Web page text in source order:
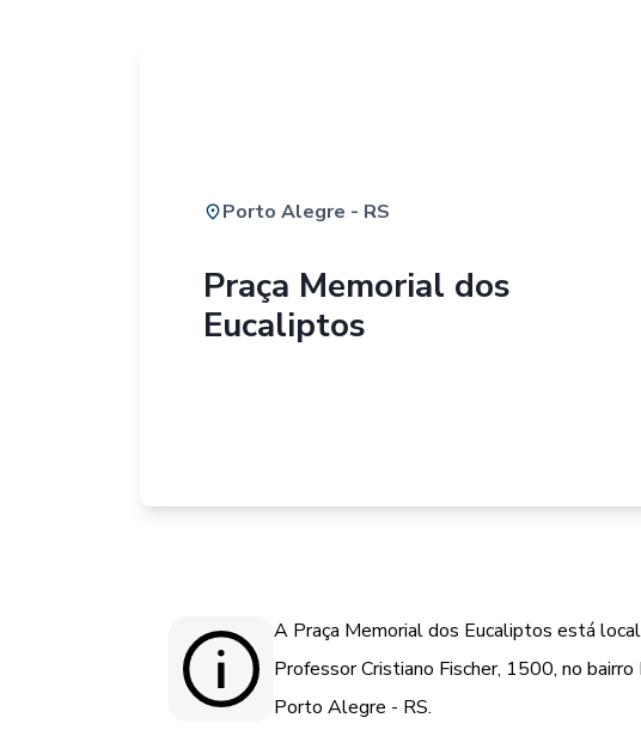
Porto Alegre - RS
Praça Memorial dos
Eucaliptos
A Praça Memorial dos Eucaliptos está
Professor Cristiano Fischer, 1500, no
Porto Alegre - RS.